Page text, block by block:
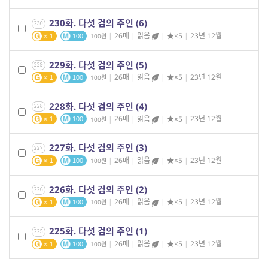
230 230화. 다섯 검의 주인 (6)
1 100 100 | 26매 | 읽음 | ×5 | 23년 12월
229 229화. 다섯 검의 주인 (5)
1 100 100 | 26매 | 읽음 | ×5 | 23년 12월
228 228화. 다섯 검의 주인 (4)
1 100 100 | 26매 | 읽음 | ×5 | 23년 12월
227 227화. 다섯 검의 주인 (3)
1 100 100 | 26매 | 읽음 | ×5 | 23년 12월
226 226화. 다섯 검의 주인 (2)
1 100 100 | 26매 | 읽음 | ×5 | 23년 12월
225 225화. 다섯 검의 주인 (1)
1 100 100 | 26매 | 읽음 | ×5 | 23년 12월